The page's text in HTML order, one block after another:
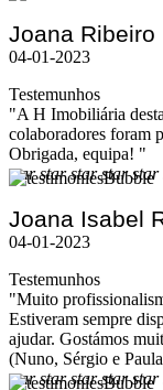
Joana Ribeiro
04-01-2023
Testemunhos
"A H Imobiliária
colaboradores foram
Obrigada, equipa! "
star star star star star
Joana Isabel
04-01-2023
Testemunhos
"Muito
Estiveram sempre
ajudar. Gostámos
(Nuno, Sérgio e
star star star star star